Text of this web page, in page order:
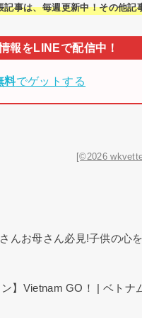
記事は、毎週更新中！その他記
料でゲットする
[©2026
んお母さん必見!子供の心
ン】Vietnam GO！ | ベト